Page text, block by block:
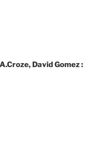
David Gomez :